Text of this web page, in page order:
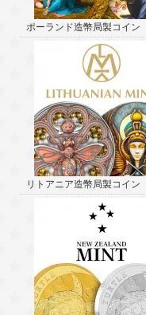
ポーランド造幣局製コイン
リトアニア造幣局製コイン